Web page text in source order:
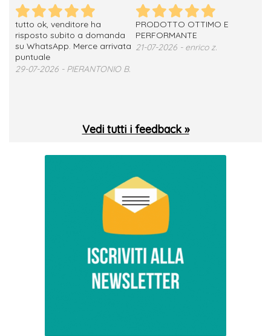
tutto ok, venditore ha
risposto subito a domanda
su WhatsApp. Merce arrivata
puntuale
29-07-2026 - PIERANTONIO B.
PRODOTTO OTTIMO E
PERFORMANTE
21-07-2026 - enrico z.
Vedi tutti i feedback »